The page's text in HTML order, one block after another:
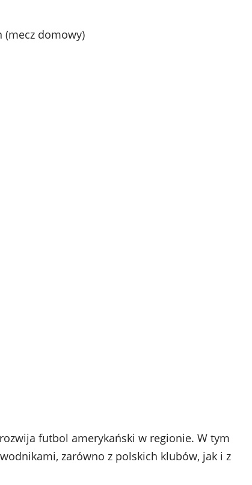
(mecz domowy)
futbol amerykański w regionie. W tym
zarówno z polskich klubów, jak i z